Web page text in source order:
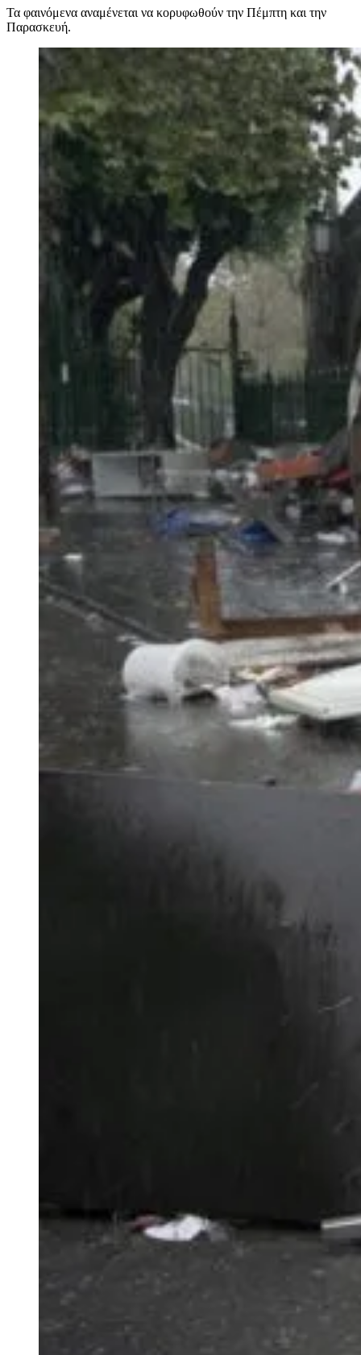
Τα φαινόμενα αναμένεται να κορυφωθούν την Πέμπτη και την
Παρασκευή.